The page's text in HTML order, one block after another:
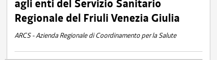
agli enti del Servizio Sanitario
Regionale del Friuli Venezia Giulia
ARCS - Azienda Regionale di Coordinamento per la Salute